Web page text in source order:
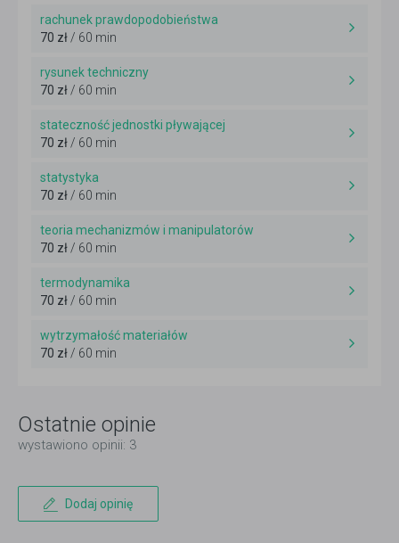
rachunek prawdopodobieństwa
70 zł / 60 min
rysunek techniczny
70 zł / 60 min
stateczność jednostki pływającej
70 zł / 60 min
statystyka
70 zł / 60 min
teoria mechanizmów i manipulatorów
70 zł / 60 min
termodynamika
70 zł / 60 min
wytrzymałość materiałów
70 zł / 60 min
Ostatnie opinie
wystawiono opinii: 3
Dodaj opinię